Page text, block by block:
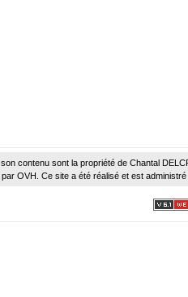
contenu sont la propriété de Chantal
OVH. Ce site a été réalisé et est